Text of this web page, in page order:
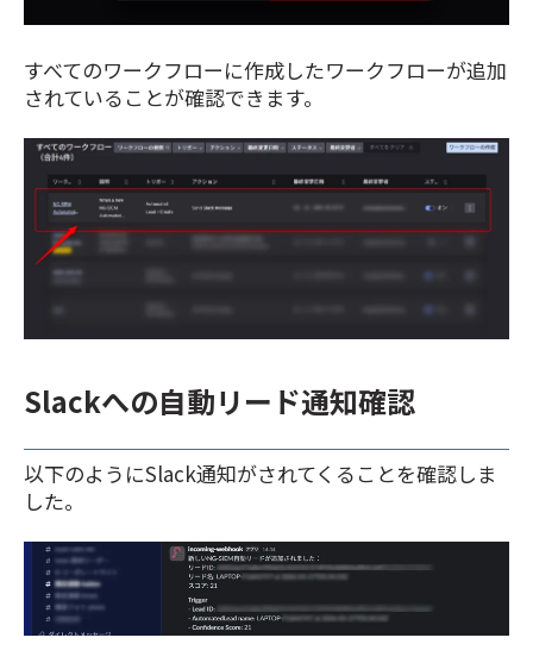
すべてのワークフローに作成したワークフローが追加
されていることが確認できます。
Slackへの自動リード通知確認
以下のようにSlack通知がされてくることを確認しま
した。